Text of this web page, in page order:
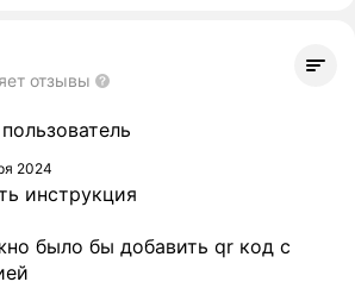
отзывы
2024
инструкция
было бы добавить qr код с